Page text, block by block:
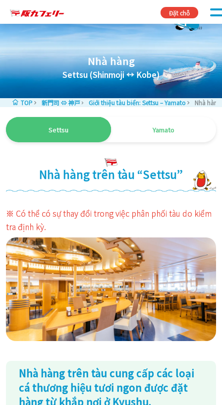
Đặt chỗ
Nhà hàng
Settsu (Shinmoji ↔︎ Kobe)
TOP 新門司 ⇔ 神戸 Giới thiệu tàu biển: Settsu – Yamato Nhà
Settsu Yamato
Nhà hàng trên tàu “Settsu”
※ Có thể có sự thay đổi trong việc phân phối tàu do kiểm
tra định kỳ.
Nhà hàng trên tàu cung cấp các loại
cá thương hiệu tươi ngon được đặt
hàng từ khắp nơi ở Kyushu.